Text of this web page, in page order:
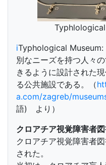
ⅰTyphological Museum:
別なニーズを持つ人々
きるように設計された
る公共施設である。（
a.com/zagreb/
語) より）
クロアチア視覚障害者
クロアチア視覚障害者
された。